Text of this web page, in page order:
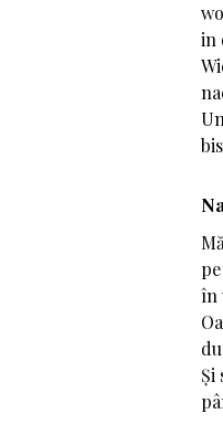
in
în
Și